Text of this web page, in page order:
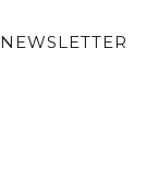
NEWSLETTER